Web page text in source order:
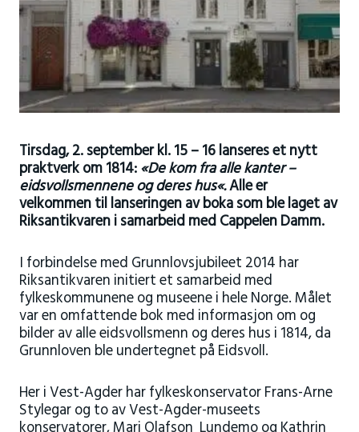
Tirsdag, 2. september kl. 15 – 16 lanseres et nytt
praktverk om 1814:«De kom fra alle kanter –
eidsvollsmennene og deres hus«.Alle er
velkommen til lanseringen av boka som ble laget av
Riksantikvaren i samarbeid med Cappelen Damm.
I forbindelse med Grunnlovsjubileet 2014 har
Riksantikvaren initiert et samarbeid med
fylkeskommunene og museene i hele Norge. Målet
var en omfattende bok med informasjon om og
bilder av alle eidsvollsmenn og deres hus i 1814, da
Grunnloven ble undertegnet på Eidsvoll.
Her i Vest-Agder har fylkeskonservator Frans-Arne
Stylegar og to av Vest-Agder-museets